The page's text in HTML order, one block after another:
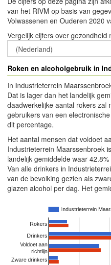
van het RIVM op basis van
Volwassenen en Ouderen 2020
Vergelijk cijfers over
Roken en alcoholgebruik in
In Industrieterrein
Dat is lager dan het landelijk
daadwerkelijke aantal rokers zal
gebruikers van een
dit percentage.
Het aantal mensen dat voldoet
Industrieterrein Maarssenbroek
landelijk gemiddelde waar
Van alle drinkers in
van de bevolking gezien als
glazen alcohol per dag. Het
Industrieterrein
Rokers
Drinkers
Voldoet aan
richtlijn
Zware drinkers